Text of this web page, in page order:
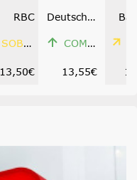
RBC
SOBREPONDERAR
13,50€
Deutsche Bank
COMPRAR
13,55€